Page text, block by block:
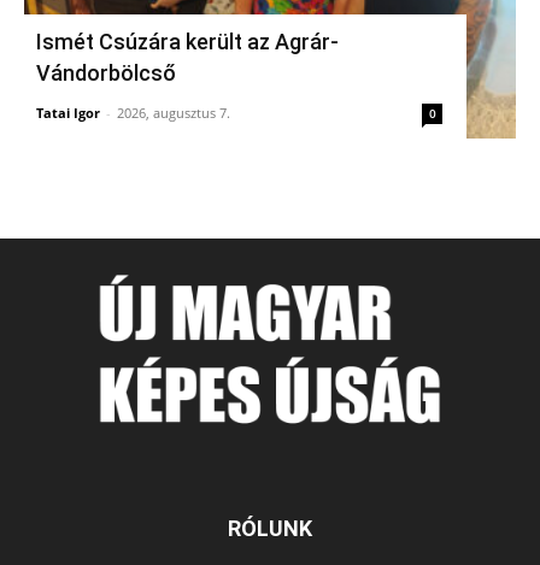
Ismét Csúzára került az Agrár-
Vándorbölcső
Tatai Igor - 2026, augusztus 7. 0
RÓLUNK